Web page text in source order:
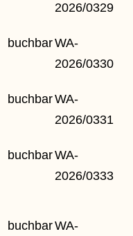
2026/0329
buchbarWA-
2026/0330
buchbarWA-
2026/0331
buchbarWA-
2026/0333
buchbarWA-